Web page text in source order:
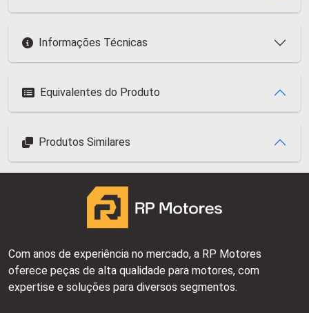
Informações Técnicas
Equivalentes do Produto
Produtos Similares
Com anos de experiência no mercado, a RP Motores
oferece peças de alta qualidade para motores, com
expertise e soluções para diversos segmentos.